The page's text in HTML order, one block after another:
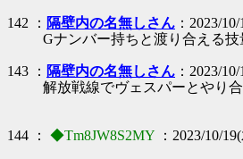
142 ： 隔壁内の名無しさん ：2023/
Gナンバー持ちと渡り合える
143 ： 隔壁内の名無しさん ：2023/
解放戦線でヴェスパーとやり
144 ： ◆Tm8JW8S2MY ：2023/10/